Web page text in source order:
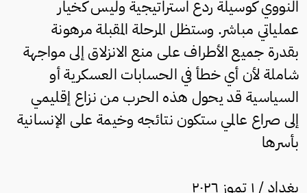
النووي كوسيلة ردع استراتيجية وليس كخيار
عملياتي مباشر. وستظل المرحلة المقبلة مرهونة
بقدرة جميع الأطراف على منع الانزلاق إلى مواجهة
شاملة لأن أي خطأ في الحسابات العسكرية أو
السياسية قد يحول هذه الحرب من نزاع إقليمي
إلى صراع عالمي ستكون نتائجه وخيمة على الإنسانية
بأسرها
بغداد / ١ تموز ٢٠٢٦